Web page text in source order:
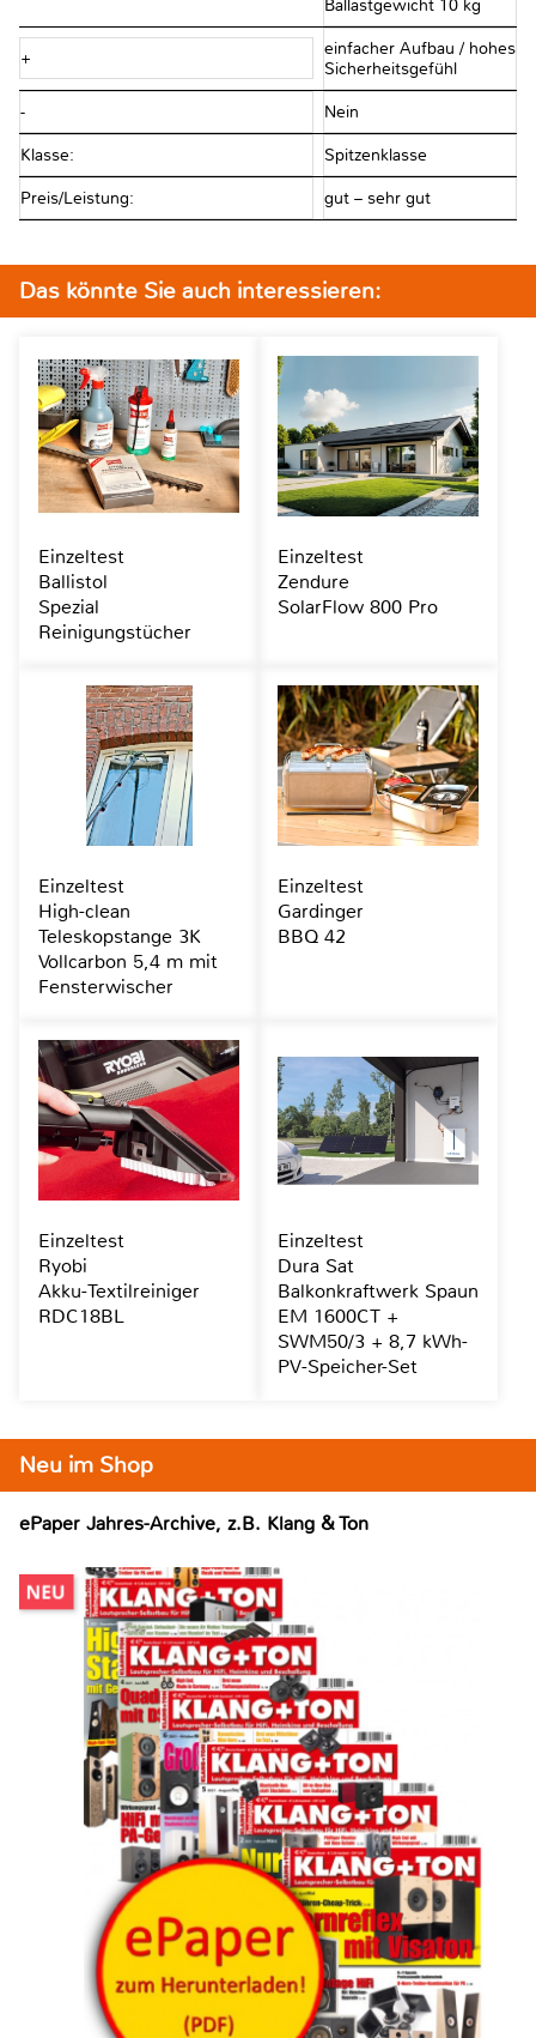
Ballastgewicht 10 kg
+
einfacher Aufbau / hohes
Sicherheitsgefühl
- Nein
Klasse: Spitzenklasse
Preis/Leistung: gut – sehr gut
Neu im Shop
ePaper Jahres-Archive, z.B. Klang & Ton
Das könnte Sie auch interessieren:
Einzeltest
Ballistol
Spezial
Reinigungstücher
Einzeltest
Zendure
SolarFlow 800 Pro
Einzeltest
High-clean
Teleskopstange 3K
Vollcarbon 5,4 m mit
Fensterwischer
Einzeltest
Gardinger
BBQ 42
Einzeltest
Ryobi
Akku-Textilreiniger
RDC18BL
Einzeltest
Dura Sat
Balkonkraftwerk Spaun
EM 1600CT +
SWM50/3 + 8,7 kWh-
PV-Speicher-Set